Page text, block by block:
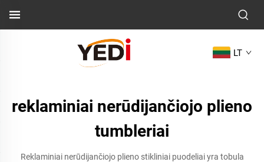
LT
reklaminiai nerūdijančiojo plieno
tumbleriai
Reklaminiai nerūdijančiojo plieno stikliniai puodeliai yra tobula